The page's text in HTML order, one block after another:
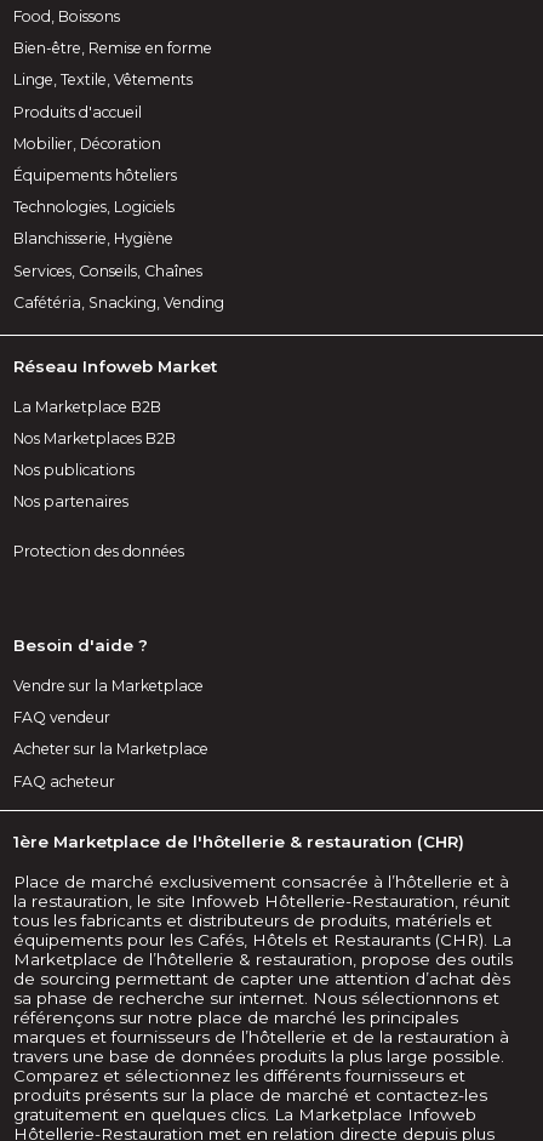
Food, Boissons
Bien-être, Remise en forme
Linge, Textile, Vêtements
Produits d'accueil
Mobilier, Décoration
Équipements hôteliers
Technologies, Logiciels
Blanchisserie, Hygiène
Services, Conseils, Chaînes
Cafétéria, Snacking, Vending
Réseau Infoweb Market
La Marketplace B2B
Nos Marketplaces B2B
Nos publications
Nos partenaires
Protection des données
Besoin d'aide ?
Vendre sur la Marketplace
FAQ vendeur
Acheter sur la Marketplace
FAQ acheteur
1ère Marketplace de l'hôtellerie & restauration (CHR)
Place de marché exclusivement consacrée à l’hôtellerie et à
la restauration, le site Infoweb Hôtellerie-Restauration, réunit
tous les fabricants et distributeurs de produits, matériels et
équipements pour les Cafés, Hôtels et Restaurants (CHR). La
Marketplace de l’hôtellerie & restauration, propose des outils
de sourcing permettant de capter une attention d’achat dès
sa phase de recherche sur internet. Nous sélectionnons et
référençons sur notre place de marché les principales
marques et fournisseurs de l’hôtellerie et de la restauration à
travers une base de données produits la plus large possible.
Comparez et sélectionnez les différents fournisseurs et
produits présents sur la place de marché et contactez-les
gratuitement en quelques clics. La Marketplace Infoweb
Hôtellerie-Restauration met en relation directe depuis plus